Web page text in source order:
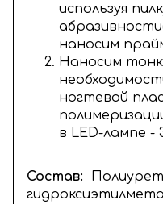
используя
наносим
Наносим
ногтевой
в LED-лампе -
Состав: